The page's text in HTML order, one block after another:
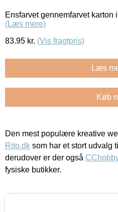
Ensfarvet gennemfarvet
(Læs mere)
83.95 kr. (Vis fragtpris)
Læs
Køb
Den mest populære kreative
Rito.dk som har et stort udvalg
derudover er der også
fysiske butikker.